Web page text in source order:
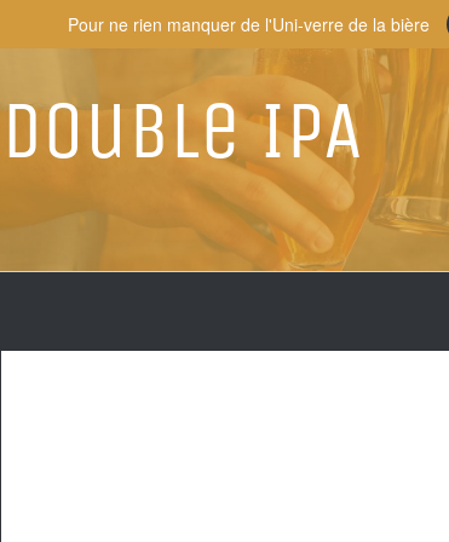
Double IPA
Pour ne rien manquer de l'Uni-verre de la bière